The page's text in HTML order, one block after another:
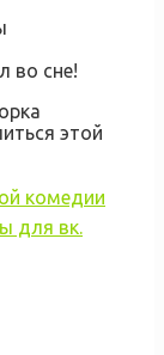
во сне!
этой
комедии
для вк.